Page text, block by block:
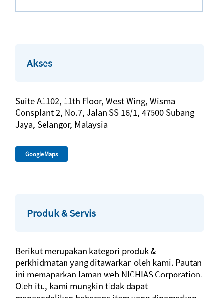
Akses
Suite A1102, 11th Floor, West Wing, Wisma
Consplant 2, No.7, Jalan SS 16/1, 47500 Subang
Jaya, Selangor, Malaysia
Google Maps
Produk & Servis
Berikut merupakan kategori produk &
perkhidmatan yang ditawarkan oleh kami. Pautan
ini memaparkan laman web NICHIAS Corporation.
Oleh itu, kami mungkin tidak dapat